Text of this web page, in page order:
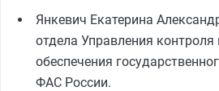
Янкевич Екатерина
отдела Управления контроля
обеспечения
ФАС России.